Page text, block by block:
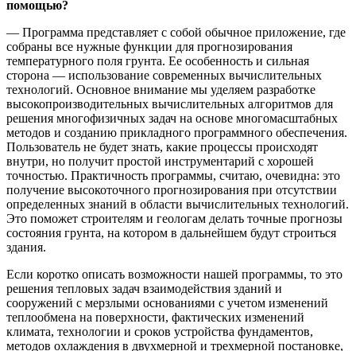
помощью?
— Программа представляет с собой обычное приложение, где
собраны все нужные функции для прогнозирования
температурного поля грунта. Ее особенность и сильная
сторона — использование современных вычислительных
технологий. Основное внимание мы уделяем разработке
высокопроизводительных вычислительных алгоритмов для
решения многофизичных задач на основе многомасштабных
методов и созданию прикладного программного обеспечения.
Пользователь не будет знать, какие процессы происходят
внутри, но получит простой инструментарий с хорошей
точностью. Практичность программы, считаю, очевидна: это
получение высокоточного прогнозирования при отсутствии
определенных знаний в области вычислительных технологий.
Это поможет строителям и геологам делать точные прогнозы
состояния грунта, на котором в дальнейшем будут строиться
здания.
Если коротко описать возможности нашей программы, то это
решения тепловых задач взаимодействия зданий и
сооружений с мерзлыми основаниями с учетом изменений
теплообмена на поверхности, фактических изменений
климата, технологии и сроков устройства фундаментов,
методов охлаждения в двухмерной и трехмерной постановке,